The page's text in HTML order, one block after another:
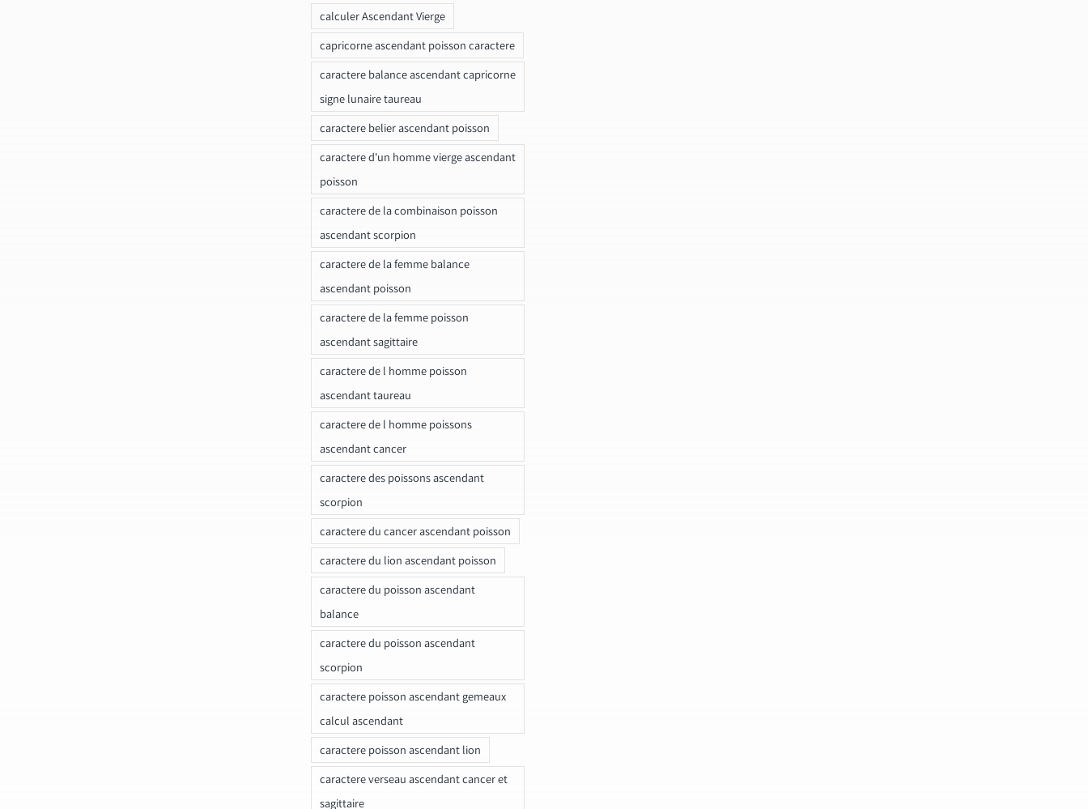
calculer Ascendant Vierge
capricorne ascendant poisson caractere
caractere balance ascendant capricorne
signe lunaire taureau
caractere belier ascendant poisson
caractere d'un homme vierge ascendant
poisson
caractere de la combinaison poisson
ascendant scorpion
caractere de la femme balance
ascendant poisson
caractere de la femme poisson
ascendant sagittaire
caractere de l homme poisson
ascendant taureau
caractere de l homme poissons
ascendant cancer
caractere des poissons ascendant
scorpion
caractere du cancer ascendant poisson
caractere du lion ascendant poisson
caractere du poisson ascendant
balance
caractere du poisson ascendant
scorpion
caractere poisson ascendant gemeaux
calcul ascendant
caractere poisson ascendant lion
caractere verseau ascendant cancer et
sagittaire